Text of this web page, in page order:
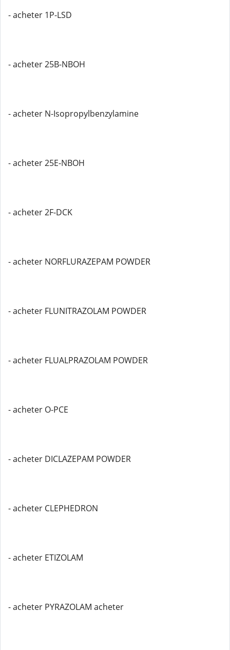
- acheter 1P-LSD
- acheter 25B-NBOH
- acheter N-Isopropylbenzylamine
- acheter 25E-NBOH
- acheter 2F-DCK
- acheter NORFLURAZEPAM POWDER
- acheter FLUNITRAZOLAM POWDER
- acheter FLUALPRAZOLAM POWDER
- acheter O-PCE
- acheter DICLAZEPAM POWDER
- acheter CLEPHEDRON
- acheter ETIZOLAM
- acheter PYRAZOLAM acheter